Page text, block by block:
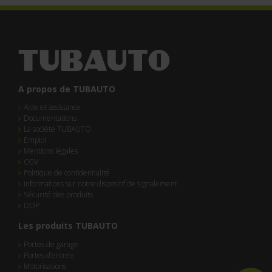
A propos de TUBAUTO
Aide et assistance
Documentations
La société TUBAUTO
Emploi
Mentions légales
CGV
Politique de confidentialité
Informations sur notre dispositif de signalement
Sécurité des produits
DOP
Les produits TUBAUTO
Portes de garage
Portes d’entrée
Motorisations